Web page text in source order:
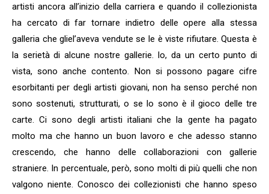
artisti ancora all’inizio della carriera e quando il collezionista
ha cercato di far tornare indietro delle opere alla stessa
galleria che gliel’aveva vendute se le è viste rifiutare. Questa è
la serietà di alcune nostre gallerie. Io, da un certo punto di
vista, sono anche contento. Non si possono pagare cifre
esorbitanti per degli artisti giovani, non ha senso perché non
sono sostenuti, strutturati, o se lo sono è il gioco delle tre
carte. Ci sono degli artisti italiani che la gente ha pagato
molto ma che hanno un buon lavoro e che adesso stanno
crescendo, che hanno delle collaborazioni con gallerie
straniere. In percentuale, però, sono molti di più quelli che non
valgono niente. Conosco dei collezionisti che hanno speso